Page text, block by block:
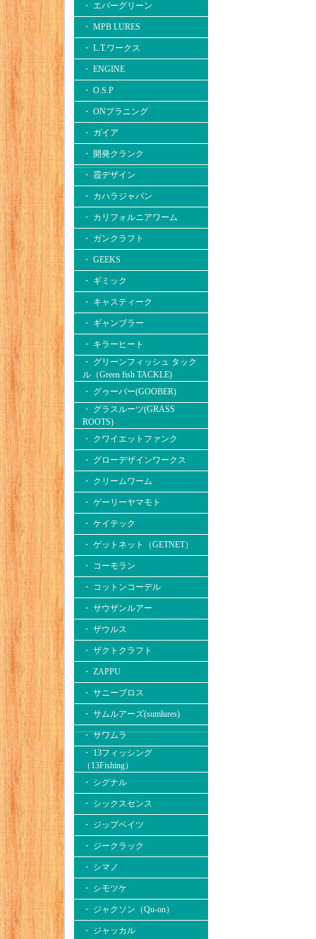
・ エバーグリーン
・ MPB LURES
・ L.T.ワークス
・ ENGINE
・ O.S.P
・ ONプラニング
・ ガイア
・ 開発クランク
・ 霞デザイン
・ カハラジャパン
・ カリフォルニアワーム
・ ガンクラフト
・ GEEKS
・ ギミック
・ キャスティーク
・ ギャンブラー
・ キラーヒート
・ グリーンフィッシュ タック
ル（Green fish TACKLE)
・ グゥーバー(GOOBER)
・ グラスルーツ(GRASS
ROOTS)
・ クワイエットファンク
・ グローデザインワークス
・ クリームワーム
・ ゲーリーヤマモト
・ ケイテック
・ ゲットネット（GETNET）
・ コーモラン
・ コットンコーデル
・ サウザンルアー
・ ザウルス
・ ザクトクラフト
・ ZAPPU
・ サニーブロス
・ サムルアーズ(sumlures)
・ サワムラ
・ 13フィッシング
（13Fishing）
・ シグナル
・ シックスセンス
・ ジップベイツ
・ ジークラック
・ シマノ
・ シモツケ
・ ジャクソン（Qu-on）
・ ジャッカル